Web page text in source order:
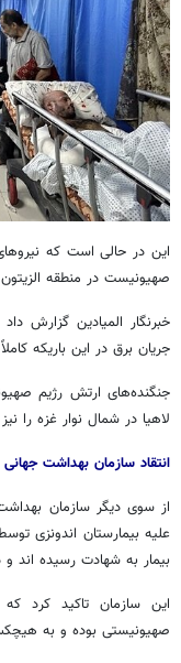
این در حالی است که
صهیونیست در منطقه الزیتون
خبرنگار المیادین گزارش
جریان برق در این باریکه
جنگنده‌های ارتش رژیم
لاهیا در شمال نوار غزه را
انتقاد سازمان بهداشت
از سوی دیگر سازمان
بیمار به شهادت رسیده اند و
این سازمان تاکید کرد
صهیونیستی بوده و به